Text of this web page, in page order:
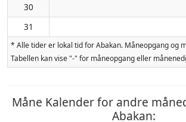
30
31
* Alle tider er lokal tid for Abakan. Måneopgang og
Tabellen kan vise "-" for måneopgang eller
Måne Kalender for andre
Abakan: